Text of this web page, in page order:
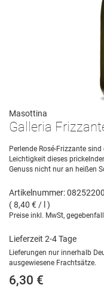
Masottina
Galleria
Perlende Rosé-Frizzante
Leichtigkeit dieses
Genuss nicht nur an heißen
Artikelnummer: 08252200
( 8,40 € / l )
Preise inkl. MwSt,
Lieferzeit 2-4 Tage
Lieferungen nur innerhalb
ausgewiesene Frachtsätze.
6,30 €